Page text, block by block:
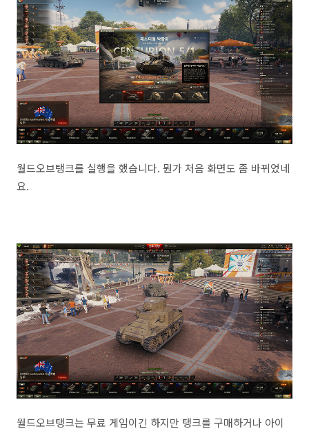
월드오브탱크를 실행을 했습니다. 뭔가 처음 화면도 좀 바뀌었네
요.
월드오브탱크는 무료 게임이긴 하지만 탱크를 구매하거나 아이